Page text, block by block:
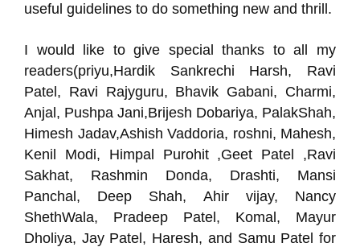
useful guidelines to do something new and thrill.
I would like to give special thanks to all my
readers(priyu,Hardik Sankrechi Harsh, Ravi
Patel, Ravi Rajyguru, Bhavik Gabani, Charmi,
Anjal, Pushpa Jani,Brijesh Dobariya, PalakShah,
Himesh Jadav,Ashish Vaddoria, roshni, Mahesh,
Kenil Modi, Himpal Purohit ,Geet Patel ,Ravi
Sakhat, Rashmin Donda, Drashti, Mansi
Panchal, Deep Shah, Ahir vijay, Nancy
ShethWala, Pradeep Patel, Komal, Mayur
Dholiya, Jay Patel, Haresh, and Samu Patel for